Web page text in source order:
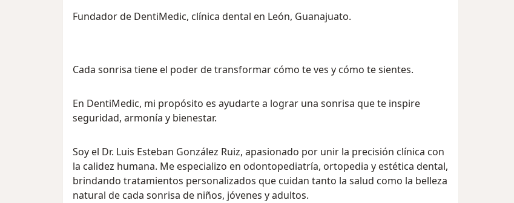
Fundador de DentiMedic, clínica dental en León, Guanajuato.
Cada sonrisa tiene el poder de transformar cómo te ves y cómo te sientes.
En DentiMedic, mi propósito es ayudarte a lograr una sonrisa que te inspire
seguridad, armonía y bienestar.
Soy el Dr. Luis Esteban González Ruiz, apasionado por unir la precisión clínica con
la calidez humana. Me especializo en odontopediatría, ortopedia y estética dental,
brindando tratamientos personalizados que cuidan tanto la salud como la belleza
natural de cada sonrisa de niños, jóvenes y adultos.